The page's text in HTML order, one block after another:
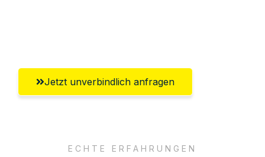
Jetzt unverbindlich anfragen
ECHTE ERFAHRUNGEN